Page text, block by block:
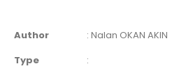
Author : Nalan OKAN AKIN
Type
: